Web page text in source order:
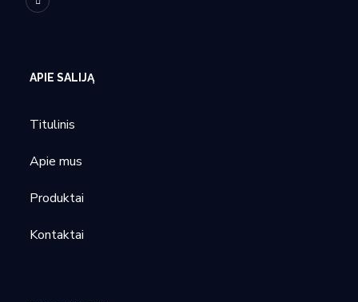
APIE SALIJĄ
Titulinis
Apie mus
Produktai
Kontaktai